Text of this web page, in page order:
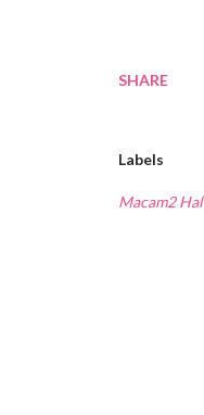
SHARE
Labels
Macam2 Hal